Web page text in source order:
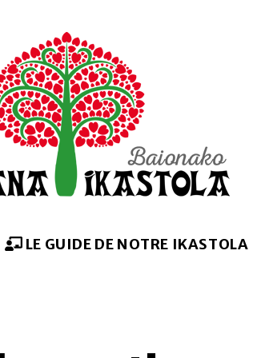
LE GUIDE DE NOTRE IKASTOLA